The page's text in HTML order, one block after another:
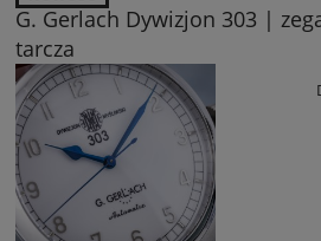
G. Gerlach Dywizjon 303 |
tarcza